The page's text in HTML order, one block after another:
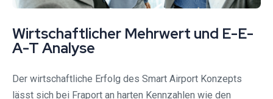
Wirtschaftlicher Mehrwert und E-E-
A-T Analyse
Der wirtschaftliche Erfolg des Smart Airport Konzepts
lässt sich bei Fraport an harten Kennzahlen wie den